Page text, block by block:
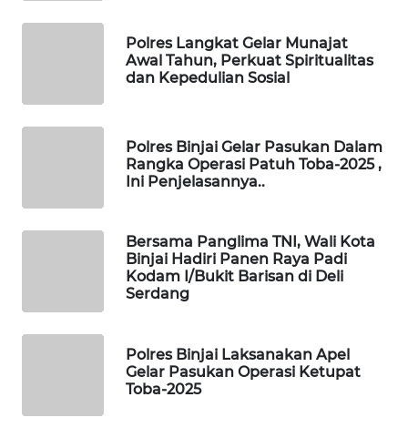
Polres Langkat Gelar Munajat
Awal Tahun, Perkuat Spiritualitas
dan Kepedulian Sosial
Polres Binjai Gelar Pasukan Dalam
Rangka Operasi Patuh Toba-2025 ,
Ini Penjelasannya..
Bersama Panglima TNI, Wali Kota
Binjai Hadiri Panen Raya Padi
Kodam I/Bukit Barisan di Deli
Serdang
Polres Binjai Laksanakan Apel
Gelar Pasukan Operasi Ketupat
Toba-2025
PLN
WATCH